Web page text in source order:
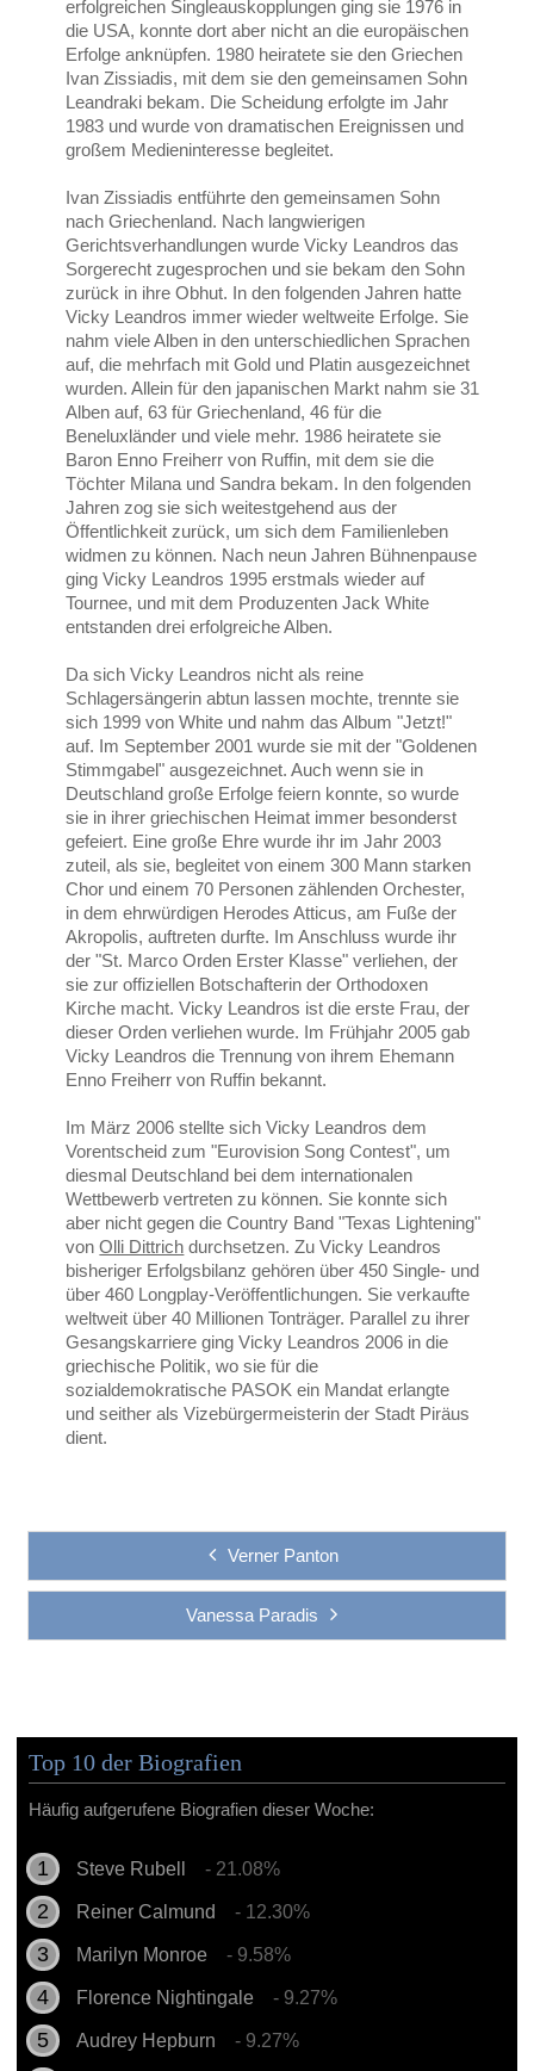
erfolgreichen Singleauskopplungen ging sie 1976 in
die USA, konnte dort aber nicht an die europäischen
Erfolge anknüpfen. 1980 heiratete sie den Griechen
Ivan Zissiadis, mit dem sie den gemeinsamen Sohn
Leandraki bekam. Die Scheidung erfolgte im Jahr
1983 und wurde von dramatischen Ereignissen und
großem Medieninteresse begleitet.
Ivan Zissiadis entführte den gemeinsamen Sohn
nach Griechenland. Nach langwierigen
Gerichtsverhandlungen wurde Vicky Leandros das
Sorgerecht zugesprochen und sie bekam den Sohn
zurück in ihre Obhut. In den folgenden Jahren hatte
Vicky Leandros immer wieder weltweite Erfolge. Sie
nahm viele Alben in den unterschiedlichen Sprachen
auf, die mehrfach mit Gold und Platin ausgezeichnet
wurden. Allein für den japanischen Markt nahm sie 31
Alben auf, 63 für Griechenland, 46 für die
Beneluxländer und viele mehr. 1986 heiratete sie
Baron Enno Freiherr von Ruffin, mit dem sie die
Töchter Milana und Sandra bekam. In den folgenden
Jahren zog sie sich weitestgehend aus der
Öffentlichkeit zurück, um sich dem Familienleben
widmen zu können. Nach neun Jahren Bühnenpause
ging Vicky Leandros 1995 erstmals wieder auf
Tournee, und mit dem Produzenten Jack White
entstanden drei erfolgreiche Alben.
Da sich Vicky Leandros nicht als reine
Schlagersängerin abtun lassen mochte, trennte sie
sich 1999 von White und nahm das Album "Jetzt!"
auf. Im September 2001 wurde sie mit der "Goldenen
Stimmgabel" ausgezeichnet. Auch wenn sie in
Deutschland große Erfolge feiern konnte, so wurde
sie in ihrer griechischen Heimat immer besonderst
gefeiert. Eine große Ehre wurde ihr im Jahr 2003
zuteil, als sie, begleitet von einem 300 Mann starken
Chor und einem 70 Personen zählenden Orchester,
in dem ehrwürdigen Herodes Atticus, am Fuße der
Akropolis, auftreten durfte. Im Anschluss wurde ihr
der "St. Marco Orden Erster Klasse" verliehen, der
sie zur offiziellen Botschafterin der Orthodoxen
Kirche macht. Vicky Leandros ist die erste Frau, der
dieser Orden verliehen wurde. Im Frühjahr 2005 gab
Vicky Leandros die Trennung von ihrem Ehemann
Enno Freiherr von Ruffin bekannt.
Im März 2006 stellte sich Vicky Leandros dem
Vorentscheid zum "Eurovision Song Contest", um
diesmal Deutschland bei dem internationalen
Wettbewerb vertreten zu können. Sie konnte sich
aber nicht gegen die Country Band "Texas Lightening"
vonOlli Dittrich durchsetzen. Zu Vicky Leandros
bisheriger Erfolgsbilanz gehören über 450 Single- und
über 460 Longplay-Veröffentlichungen. Sie verkaufte
weltweit über 40 Millionen Tonträger. Parallel zu ihrer
Gesangskarriere ging Vicky Leandros 2006 in die
griechische Politik, wo sie für die
sozialdemokratische PASOK ein Mandat erlangte
und seither als Vizebürgermeisterin der Stadt Piräus
dient.
Verner Panton
Vanessa Paradis
Top 10 der Biografien
Häufig aufgerufene Biografien dieser Woche:
Steve Rubell - 21.08%
Reiner Calmund - 12.30%
Marilyn Monroe - 9.58%
Florence Nightingale - 9.27%
Audrey Hepburn - 9.27%